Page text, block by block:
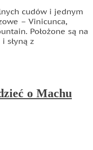
cudów i jednym
– Vinicunca,
Położone są na
słyną z
o Machu